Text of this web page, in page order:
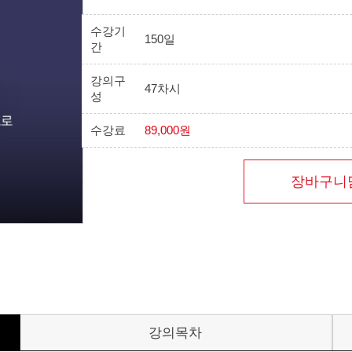
수강기
간
150일
강의구
성
47차시
수강료 89,000원
장바구니
강의목차